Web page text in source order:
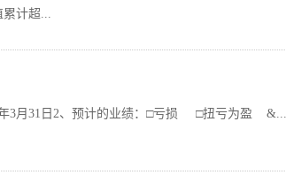
累计超...
年3月31日2、预计的业绩：□亏损 □扭亏为盈 &...